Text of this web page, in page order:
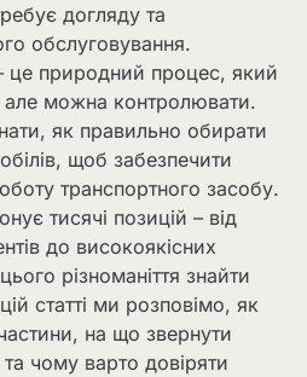
догляду та
обслуговування.
це природний процес, який
можна контролювати.
як правильно обирати
щоб забезпечити
транспортного засобу.
тисячі позицій – від
до високоякісних
різноманіття знайти
статті ми розповімо, як
на що звернути
чому варто довіряти